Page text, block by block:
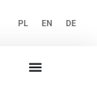
PL EN DE